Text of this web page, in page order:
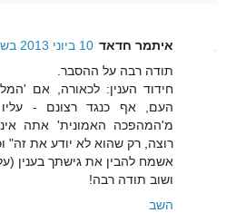
איתמר חדאד 10 ביוני 2013 בשעה 18:02
תודה רבה על ההסבר.
חידוד הענין: לכאורה, אם
העם, אף כנגד רצונם -
מ'המהפכה האמונית' אתה
רוצה, רק שהוא לא יודע את זה"
אשמח להבין את גישתך בענין
ושוב תודה רבה!
השב